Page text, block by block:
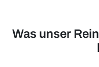
Was unser